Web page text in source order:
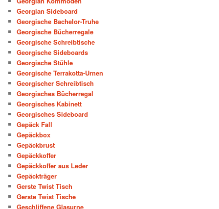
Georgian Sideboard
Georgische Bachelor-Truhe
Georgische Bücherregale
Georgische Schreibtische
Georgische Sideboards
Georgische Stühle
Georgische Terrakotta-Urnen
Georgischer Schreibtisch
Georgisches Bücherregal
Georgisches Kabinett
Georgisches Sideboard
Gepäck Fall
Gepäckbox
Gepäckbrust
Gepäckkoffer
Gepäckkoffer aus Leder
Gepäckträger
Gerste Twist Tisch
Gerste Twist Tische
Geschliffene Glasurne